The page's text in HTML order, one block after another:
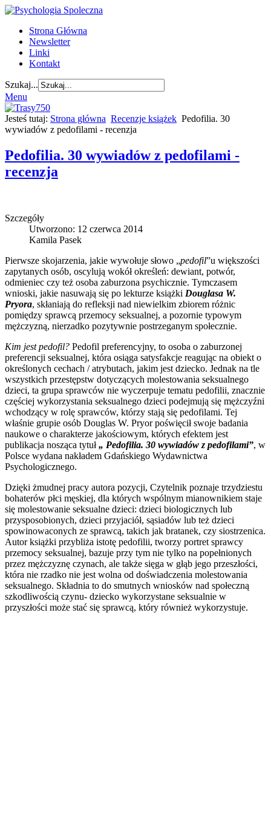
Strona Główna
Newsletter
Linki
Kontakt
Szukaj...
Menu
Jesteś tutaj: Strona główna Recenzje książek Pedofilia. 30
wywiadów z pedofilami - recenzja
Pedofilia. 30 wywiadów z pedofilami -
recenzja
Szczegóły
Utworzono: 12 czerwca 2014
Kamila Pasek
Pierwsze skojarzenia, jakie wywołuje słowo „pedofil”u większości
zapytanych osób, oscylują wokół określeń: dewiant, potwór,
odmieniec czy też osoba zaburzona psychicznie. Tymczasem
wnioski, jakie nasuwają się po lekturze książki Douglasa W.
Pryora, skłaniają do refleksji nad niewielkim zbiorem różnic
pomiędzy sprawcą przemocy seksualnej, a pozornie typowym
mężczyzną, nierzadko pozytywnie postrzeganym społecznie.
Kim jest pedofil? Pedofil preferencyjny, to osoba o zaburzonej
preferencji seksualnej, która osiąga satysfakcje reagując na obiekt o
określonych cechach / atrybutach, jakim jest dziecko. Jednak na tle
wszystkich przestępstw dotyczących molestowania seksualnego
dzieci, ta grupa sprawców nie wyczerpuje tematu pedofilii, znacznie
częściej wykorzystania seksualnego dzieci podejmują się mężczyźni
wchodzący w rolę sprawców, którzy stają się pedofilami. Tej
właśnie grupie osób Douglas W. Pryor poświęcił swoje badania
naukowe o charakterze jakościowym, których efektem jest
publikacja nosząca tytuł„ Pedofilia. 30 wywiadów z pedofilami”, w
Polsce wydana nakładem Gdańskiego Wydawnictwa
Psychologicznego.
Dzięki żmudnej pracy autora pozycji, Czytelnik poznaje trzydziestu
bohaterów płci męskiej, dla których wspólnym mianownikiem staje
się molestowanie seksualne dzieci: dzieci biologicznych lub
przysposobionych, dzieci przyjaciół, sąsiadów lub też dzieci
spowinowaconych ze sprawcą, takich jak bratanek, czy siostrzenica.
Autor książki przybliża istotę pedofilii, tworzy portret sprawcy
przemocy seksualnej, bazuje przy tym nie tylko na popełnionych
przez mężczyznę czynach, ale także sięga w głąb jego przeszłości,
która nie rzadko nie jest wolna od doświadczenia molestowania
seksualnego. Składnia to do smutnych wniosków nad społeczną
szkodliwością czynu- dziecko wykorzystane seksualnie w
przyszłości może stać się sprawcą, który również wykorzystuje.